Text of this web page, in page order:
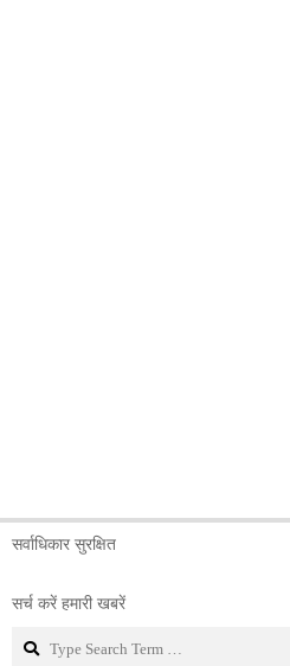
सर्वाधिकार सुरक्षित
सर्च करें हमारी खबरें